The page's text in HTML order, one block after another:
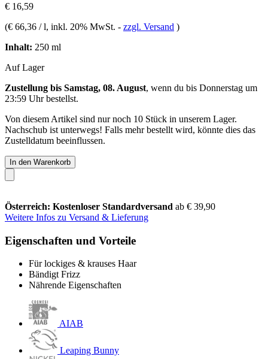
€ 16,59
(€ 66,36 / l, inkl. 20% MwSt. - zzgl. Versand )
Inhalt: 250 ml
Auf Lager
Zustellung bis Samstag, 08. August, wenn du bis Donnerstag um
23:59 Uhrbestellst.
Von diesem Artikel sind nur noch 10 Stück in unserem Lager.
Nachschub ist unterwegs! Falls mehr bestellt wird, könnte dies das
Zustelldatum beeinflussen.
In den Warenkorb
Österreich: Kostenloser Standardversand ab € 39,90
Weitere Infos zu Versand & Lieferung
Eigenschaften und Vorteile
Für lockiges & krauses Haar
Bändigt Frizz
Nährende Eigenschaften
AIAB
Leaping Bunny